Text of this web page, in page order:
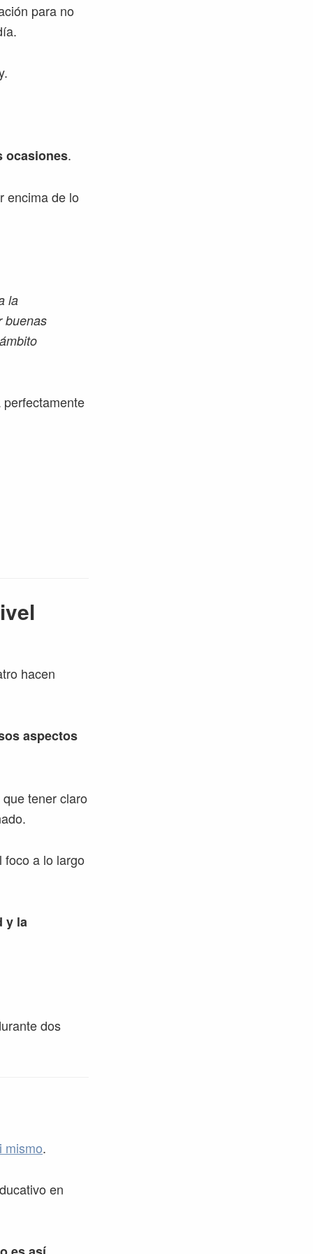
para no
ocasiones.
encima de lo
la
buenas
hacen
aspectos
tener claro
foco a lo largo
y la
dos
mismo.
en